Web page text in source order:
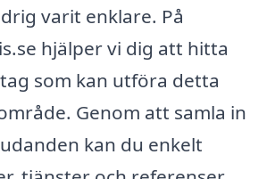
varit enklare. På
hjälper vi dig att hitta
som kan utföra detta
Genom att samla in
kan du enkelt